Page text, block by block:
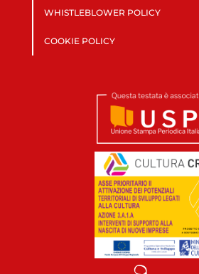
WHISTLEBLOWER POLICY
COOKIE POLICY